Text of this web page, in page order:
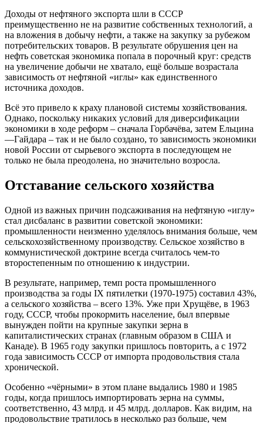
Доходы от нефтяного экспорта шли в СССР
преимущественно не на развитие собственных технологий, а
на вложения в добычу нефти, а также на закупку за рубежом
потребительских товаров. В результате обрушения цен на
нефть советская экономика попала в порочный круг: средств
на увеличение добычи не хватало, ещё больше возрастала
зависимость от нефтяной «иглы» как единственного
источника доходов.
Всё это привело к краху плановой системы хозяйствования.
Однако, поскольку никаких условий для диверсификации
экономики в ходе реформ – сначала Горбачёва, затем Ельцина
—Гайдара – так и не было создано, то зависимость экономики
новой России от сырьевого экспорта в последующем не
только не была преодолена, но значительно возросла.
Отставание сельского хозяйства
Одной из важных причин подсаживания на нефтяную «иглу»
стал дисбаланс в развитии советской экономики:
промышленности неизменно уделялось внимания больше, чем
сельскохозяйственному производству. Сельское хозяйство в
коммунистической доктрине всегда считалось чем-то
второстепенным по отношению к индустрии.
В результате, например, темп роста промышленного
производства за годы IX пятилетки (1970-1975) составил 43%,
а сельского хозяйства – всего 13%. Уже при Хрущёве, в 1963
году, СССР, чтобы прокормить население, был впервые
вынужден пойти на крупные закупки зерна в
капиталистических странах (главным образом в США и
Канаде). В 1965 году закупки пришлось повторить, а с 1972
года зависимость СССР от импорта продовольствия стала
хронической.
Особенно «чёрными» в этом плане выдались 1980 и 1985
годы, когда пришлось импортировать зерна на суммы,
соответственно, 43 млрд. и 45 млрд. долларов. Как видим, на
продовольствие тратилось в несколько раз больше, чем